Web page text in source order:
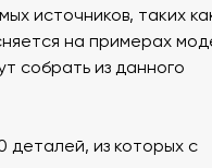
источников, таких
на примерах
собрать из данного
деталей, из которых с